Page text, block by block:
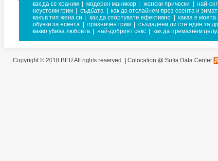
как да се храним модерен маникюр женски прически
най-
неустоим грим
съдбата
как да отслабнем през есента и
какъв тип жена си
как да спортувате ефективно
каква е моята
обувки за есента
празничен грим
създадени ли сте един за
какво убива любовта
най-добрият секс как да премахнем
Copyright © 2010 BEU All rights reserved. | Colocation @ Sofia Data Center